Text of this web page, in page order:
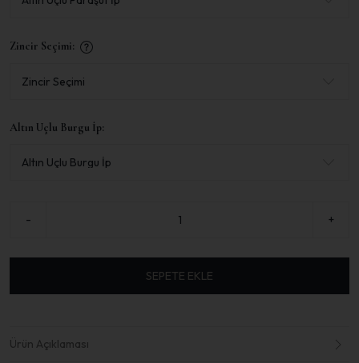
Zincir Seçimi:
Altın Uçlu Burgu İp:
- +
SEPETE EKLE
Ürün Açıklaması